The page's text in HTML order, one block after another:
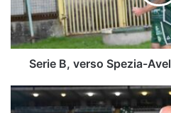
sfida
in
numeri
Serie B, verso Spezia-
Izzo
torna